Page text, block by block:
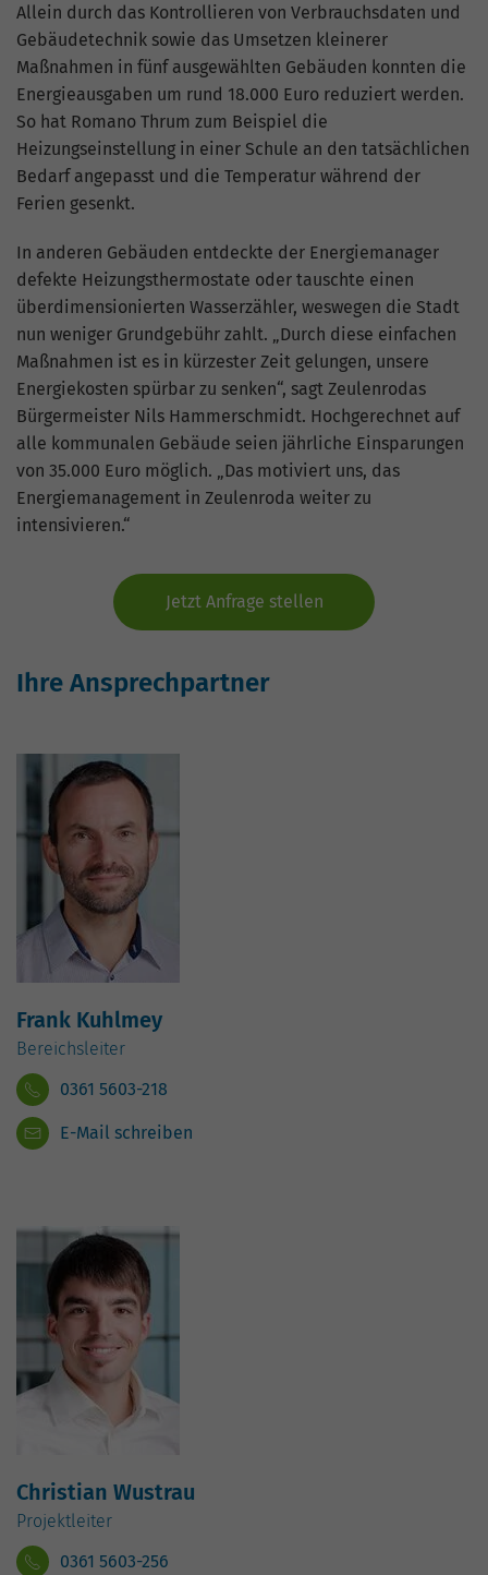
Allein durch das Kontrollieren von Verbrauchsdaten und
Gebäudetechnik sowie das Umsetzen kleinerer
Maßnahmen in fünf ausgewählten Gebäuden konnten die
Energieausgaben um rund 18.000 Euro reduziert werden.
So hat Romano Thrum zum Beispiel die
Heizungseinstellung in einer Schule an den tatsächlichen
Bedarf angepasst und die Temperatur während der
Ferien gesenkt.
In anderen Gebäuden entdeckte der Energiemanager
defekte Heizungsthermostate oder tauschte einen
überdimensionierten Wasserzähler, weswegen die Stadt
nun weniger Grundgebühr zahlt. „Durch diese einfachen
Maßnahmen ist es in kürzester Zeit gelungen, unsere
Energiekosten spürbar zu senken“, sagt Zeulenrodas
Bürgermeister Nils Hammerschmidt. Hochgerechnet auf
alle kommunalen Gebäude seien jährliche Einsparungen
von 35.000 Euro möglich. „Das motiviert uns, das
Energiemanagement in Zeulenroda weiter zu
intensivieren.“
Jetzt Anfrage stellen
Ihre Ansprechpartner
Frank Kuhlmey
Bereichsleiter
0361 5603-218
E-Mail schreiben
Christian Wustrau
Projektleiter
0361 5603-256
Zweck
oder der Website enthält, auf das es sich
bezieht. Es scheint eine Variation des
_gat-Cookies zu sein, das verwendet wird,
um die von Google auf Websites mit
hohem Traffic-Aufkommen
aufgezeichnete Datenmenge zu
begrenzen.